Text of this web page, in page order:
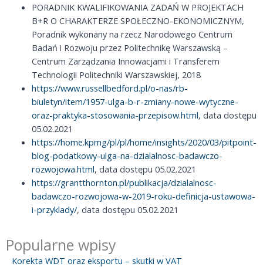
PORADNIK KWALIFIKOWANIA ZADAŃ W PROJEKTACH
B+R O CHARAKTERZE SPOŁECZNO-EKONOMICZNYM,
Poradnik wykonany na rzecz Narodowego Centrum
Badań i Rozwoju przez Politechnikę Warszawską –
Centrum Zarządzania Innowacjami i Transferem
Technologii Politechniki Warszawskiej, 2018
https://www.russellbedford.pl/o-nas/rb-
biuletyn/item/1957-ulga-b-r-zmiany-nowe-wytyczne-
oraz-praktyka-stosowania-przepisow.html, data dostępu
05.02.2021
https://home.kpmg/pl/pl/home/insights/2020/03/pitpoint-
blog-podatkowy-ulga-na-dzialalnosc-badawczo-
rozwojowa.html, data dostępu 05.02.2021
https://grantthornton.pl/publikacja/dzialalnosc-
badawczo-rozwojowa-w-2019-roku-definicja-ustawowa-
i-przyklady/, data dostępu 05.02.2021
Popularne wpisy
Korekta WDT oraz eksportu – skutki w VAT